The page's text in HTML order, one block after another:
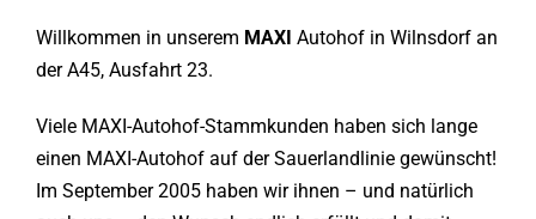
Willkommen in unserem MAXI Autohof in Wilnsdorf an
der A45, Ausfahrt 23.
Viele MAXI-Autohof-Stammkunden haben sich lange
einen MAXI-Autohof auf der Sauerlandlinie gewünscht!
Im September 2005 haben wir ihnen – und natürlich